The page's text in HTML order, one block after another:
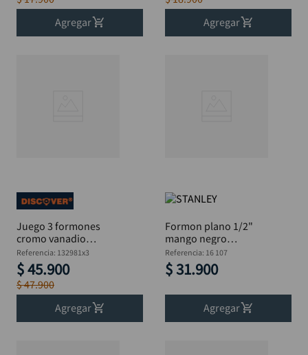
Agregar
Agregar
Juego 3 formones
cromo vanadio
3/8,5/8 y 1” DISCOVER
Referencia: 132981x3
$45.900
$47.900
Agregar
Formon plano 1/2"
mango negro
STANLEY 16 107
Referencia: 16 107
$31.900
Agregar